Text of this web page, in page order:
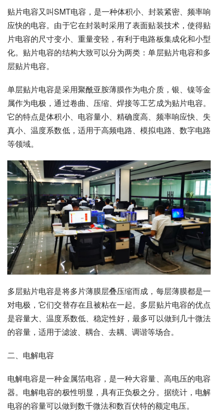
贴片电容又叫SMT电容，是一种体积小、封装紧密、频率响
应快的电容。由于它在封装时采用了表面贴装技术，使得贴
片电容的尺寸变小、重量变轻，有利于电路板集成化和小型
化。贴片电容的结构大致可以分为两类：单层贴片电容和多
层贴片电容。
单层贴片电容是采用聚酰亚胺薄膜作为电介质，银、镍等金
属作为电极，通过卷曲、压缩、焊接等工艺成为贴片电容。
它的特点是体积小、电容量小、精确度高、频率响应快、失
真小、温度系数低，适用于高频电路、模拟电路、数字电路
等领域。
多层贴片电容是将多片薄膜层叠压缩而成，每层薄膜都是一
对电极，它们交替存在且被粘在一起。多层贴片电容的优点
是容量大、温度系数低、稳定性好，最多可以做到几十微法
的容量，适用于滤波、耦合、去耦、调谐等场合。
二、电解电容
电解电容是一种金属箔电容，是一种大容量、高电压的电容
器。电解电容的极性明显，具有正负极之分。据统计，电解
电容的容量可以做到数千微法和数百伏特的额定电压。